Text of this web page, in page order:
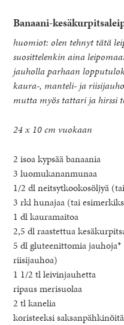
Banaani-
huomiot: olen tehnyt tätä
suosittelenkin aina
jauholla parhaan
kaura-, manteli- ja
mutta myös tattari ja hirssi
24 x 10 cm vuokaan
2 isoa kypsää banaania
3 luomukananmunaa
1/2 dl neitsytkookosöljyä
3 rkl hunajaa (tai
1 dl kauramaitoa
2,5 dl raastettua
5 dl gluteenittomia
riisijauhoa)
1 1/2 tl leivinjauhetta
ripaus merisuolaa
2 tl kanelia
koristeeksi